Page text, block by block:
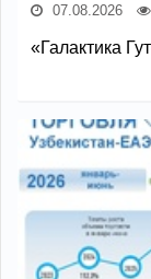
07.08.2026
«Галактика